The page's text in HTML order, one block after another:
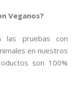
Veganos?
las pruebas con
en nuestros
son 100%